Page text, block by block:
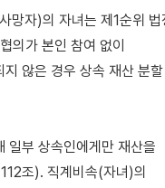
망자)의 자녀는 제1순위 법
의가 본인 참여 없이
않은 경우 상속 재산 분
일부 상속인에게만 재산을
조). 직계비속(자녀)의